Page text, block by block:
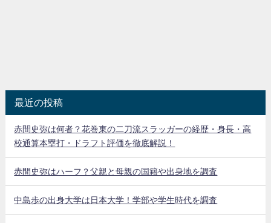
最近の投稿
赤間史弥は何者？花巻東の二刀流スラッガーの経歴・身長・高
校通算本塁打・ドラフト評価を徹底解説！
赤間史弥はハーフ？父親と母親の国籍や出身地を調査
中島歩の出身大学は日本大学！学部や学生時代を調査